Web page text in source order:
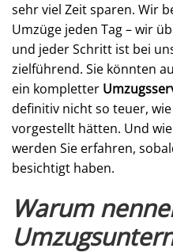
sehr viel Zeit sparen. Wir
Umzüge jeden Tag – wir
und jeder Schritt ist bei
zielführend. Sie könnten
ein kompletter
definitiv nicht so teuer,
vorgestellt hätten. Und
werden Sie erfahren,
besichtigt haben.
Warum